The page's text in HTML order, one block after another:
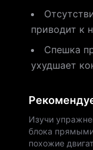
приводит к
Спешка
ухудшает
Изучи
блока
похожие